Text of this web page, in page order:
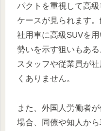
パクトを重視して高
ケースが見られます。
社用車に高級SUVを
勢いを示す狙いもあ
スタッフや従業員が
くありません。
また、外国人労働者
場合、同僚や知人か